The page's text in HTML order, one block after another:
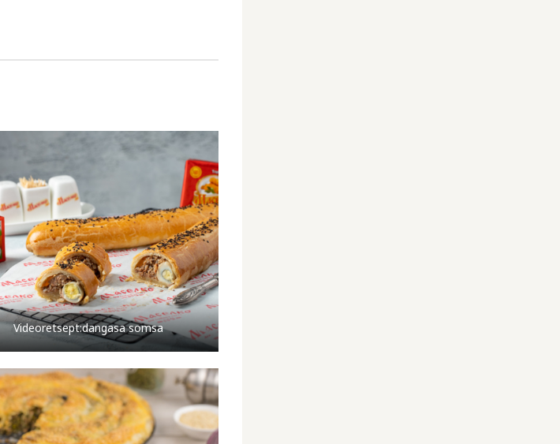
Videoretsept:dangasa somsa